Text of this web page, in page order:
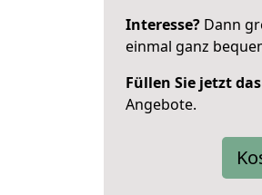
Interesse? Dann
einmal ganz
Füllen Sie jetzt
Angebote.